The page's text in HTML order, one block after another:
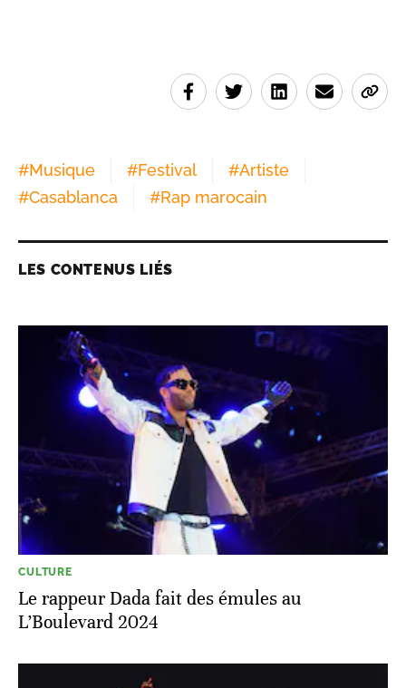
#Musique #Festival #Artiste
#Casablanca #Rap marocain
LES CONTENUS LIÉS
CULTURE
Le rappeur Dada fait des émules au
L’Boulevard 2024